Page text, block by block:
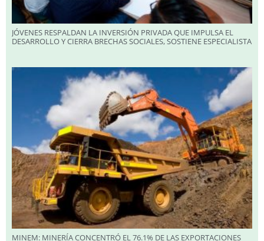
JÓVENES RESPALDAN LA INVERSIÓN PRIVADA QUE IMPULSA EL
DESARROLLO Y CIERRA BRECHAS SOCIALES, SOSTIENE ESPECIALISTA
MINEM: MINERÍA CONCENTRÓ EL 76.1% DE LAS EXPORTACIONES